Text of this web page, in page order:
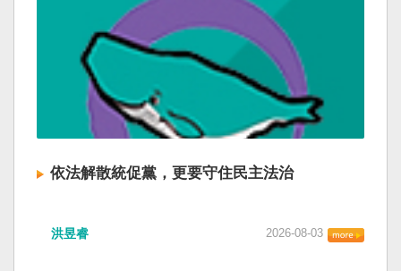
依法解散統促黨，更要守住民主法治
洪昱睿 2026-08-03